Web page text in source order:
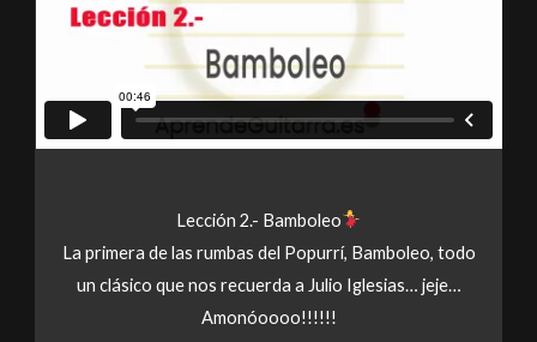
Lección 2.- Bamboleo
La primera de las rumbas del Popurrí, Bamboleo, todo
un clásico que nos recuerda a Julio Iglesias… jeje…
Amonóoooo!!!!!!